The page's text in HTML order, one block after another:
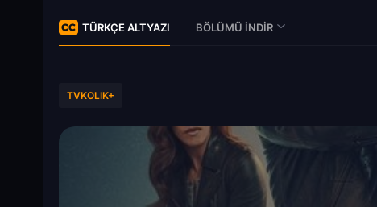
TÜRKÇE ALTYAZI BÖLÜMÜ İNDIR
TVKOLIK+